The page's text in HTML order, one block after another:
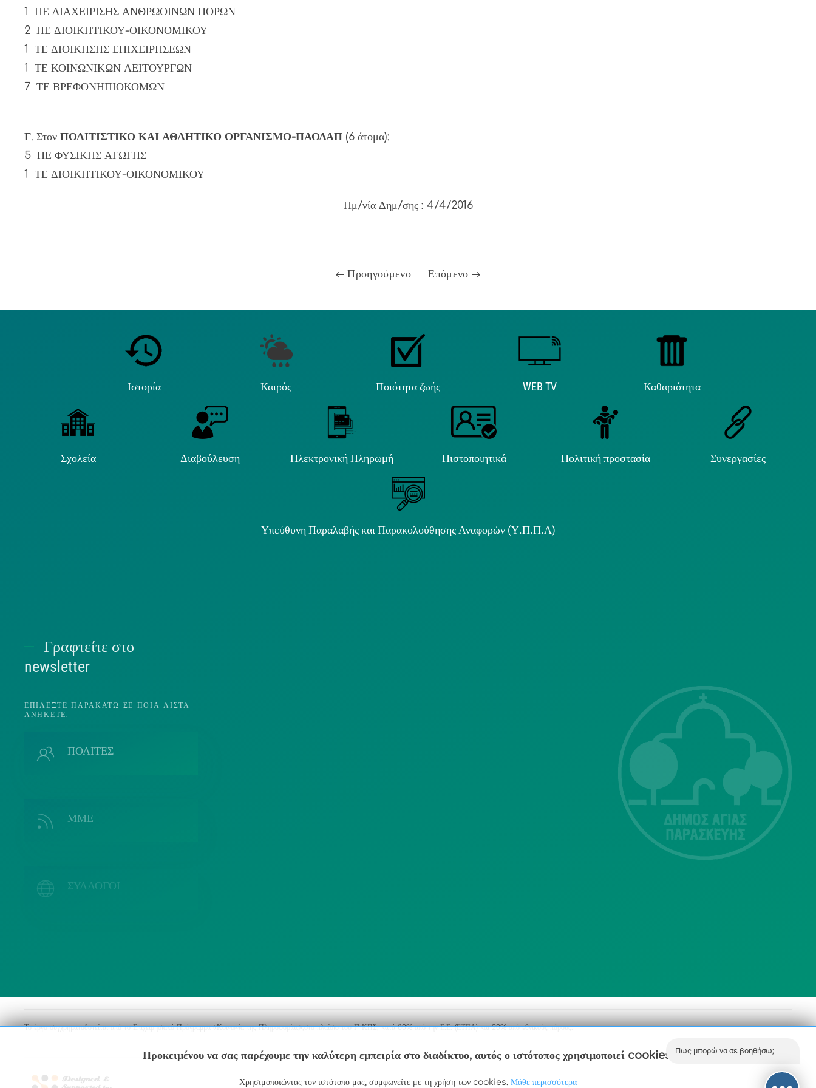
1 ΠΕ ΔΙΑΧΕΙΡΙΣΗΣ ΑΝΘΡΩΟΙΝΩΝ ΠΟΡΩΝ
2 ΠΕ ΔΙΟΙΚΗΤΙΚΟΥ-ΟΙΚΟΝΟΜΙΚΟΥ
1 ΤΕ ΔΙΟΙΚΗΣΗΣ ΕΠΙΧΕΙΡΗΣΕΩΝ
1 ΤΕ ΚΟΙΝΩΝΙΚΩΝ ΛΕΙΤΟΥΡΓΩΝ
7 ΤΕ ΒΡΕΦΟΝΗΠΙΟΚΟΜΩΝ
Γ. Στον ΠΟΛΙΤΙΣΤΙΚΟ ΚΑΙ ΑΘΛΗΤΙΚΟ ΟΡΓΑΝΙΣΜΟ-ΠΑΟΔΑΠ (6 άτομα):
5 ΠΕ ΦΥΣΙΚΗΣ ΑΓΩΓΗΣ
1 ΤΕ ΔΙΟΙΚΗΤΙΚΟΥ-ΟΙΚΟΝΟΜΙΚΟΥ
Ημ/νία Δημ/σης : 4/4/2016
Προηγούμενο Επόμενο
Ιστορία Καιρός Ποιότητα ζωής WEB TV Καθαριότητα
Σχολεία Διαβούλευση Ηλεκτρονική Πληρωμή Πιστοποιητικά Πολιτική προστασία Συνεργασίες
Υπεύθυνη Παραλαβής και Παρακολούθησης Αναφορών (Υ.Π.Π.Α)
Γραφτείτε στο
newsletter
ΕΠΙΛΈΞΤΕ ΠΑΡΑΚΆΤΩ ΣΕ ΠΟΙΑ ΛΊΣΤΑ
ΑΝΉΚΕΤΕ.
ΠΟΛΙΤΕΣ
ΜΜΕ
ΣΥΛΛΟΓΟΙ
415-417
Τ.Κ.15343
Αγία Παρασκευή
213 2004500
Το έργο συγχρηματοδοτείται από το Επιχειρησιακό Πρόγραμμα «Κοινωνία της Πληροφορίας»,στο πλαίσιο του Γ’ ΚΠΣ, κατά 80% από την Ε.Ε. (ΕΤΠΑ) και 20% από εθνικούς πόρους.
Προκειμένου να σας παρέχουμε την καλύτερη εμπειρία στο διαδίκτυο, αυτός ο ιστότοπος χρησιμοποιεί cookies.
Χρησιμοποιώντας τον ιστότοπο μας, συμφωνείτε με τη χρήση των cookies. Μάθε περισσότερα
Πως μπορώ να σε βοηθήσω;